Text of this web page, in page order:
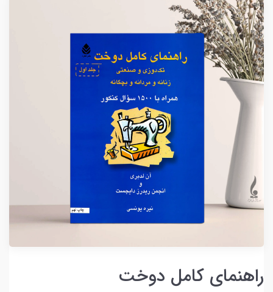
راهنمای کامل دوخت